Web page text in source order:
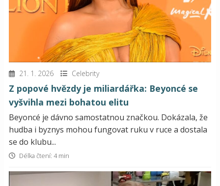
21. 1. 2026 Celebrity
Z popové hvězdy je miliardářka: Beyoncé se
vyšvihla mezi bohatou elitu
Beyoncé je dávno samostatnou značkou. Dokázala, že
hudba i byznys mohou fungovat ruku v ruce a dostala
se do klubu...
Délka čtení: 4 min